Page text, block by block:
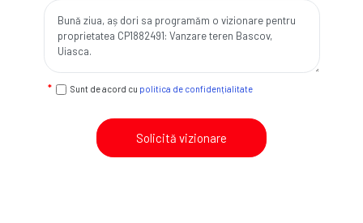
Sunt de acord cu politica de confidențialitate
Solicită vizionare